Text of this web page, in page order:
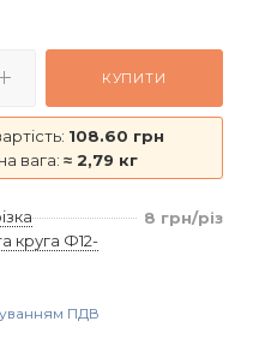
КУПИТИ
108.60 грн
вага: ≈ 2,79 кг
круга Ф12-
8 грн/різ
ПДВ